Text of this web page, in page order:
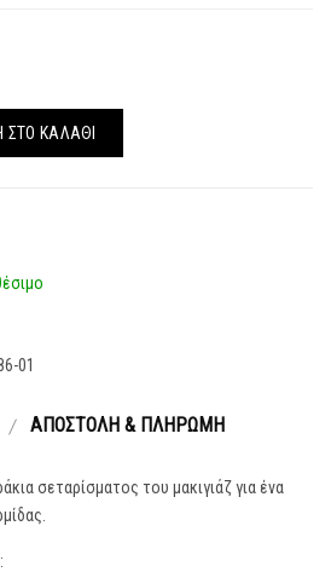
ΚΑΛΆΘΙ
01
ΑΠΟΣΤΟΛΉ & ΠΛΗΡΩΜΉ
σεταρίσματος του μακιγιάζ για ένα